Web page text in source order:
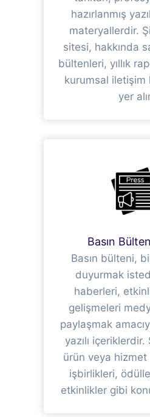
hazırlanmış
materyallerdir.
sitesi, hakkında
bültenleri, yıllık
kurumsal iletişim
yer
Basın
Basın bülteni,
duyurmak
haberleri,
gelişmeleri
paylaşmak
yazılı
ürün veya hizmet
işbirlikleri,
etkinlikler gibi